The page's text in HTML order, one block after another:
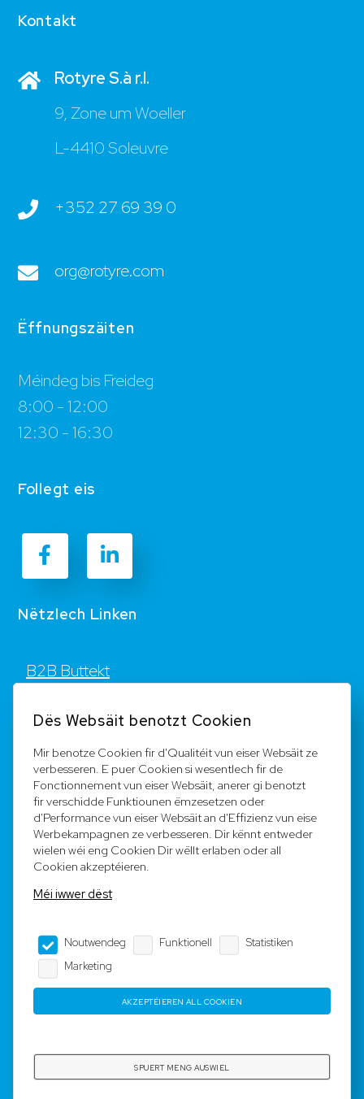
Kontakt
Rotyre S.à r.l.
9, Zone um Woeller
L-4410 Soleuvre
+352 27 69 39 0
org@rotyre.com
Ëffnungszäiten
Méindeg bis Freideg
8:00 - 12:00
12:30 - 16:30
Follegt eis
Nëtzlech Linken
B2B Buttekt
Registréieren
Equipe
Legal Notice
Impressum
Dateschutz
3W.LU
Dës Websäit benotzt Cookien
Mir benotze Cookien fir d'Qualitéit vun eiser Websäit ze
verbesseren. E puer Cookien si wesentlech fir de
Fonctionnement vun eiser Websäit, anerer gi benotzt
fir verschidde Funktiounen ëmzesetzen oder
d'Performance vun eiser Websäit an d'Effizienz vun eise
Werbekampagnen ze verbesseren. Dir kënnt entweder
wielen wéi eng Cookien Dir wëllt erlaben oder all
Cookien akzeptéieren.
Méi iwwer dëst
Noutwendeg Funktionell
Statistiken
Marketing
AKZEPTÉIEREN ALL COOKIEN
SPUERT MENG AUSWIEL